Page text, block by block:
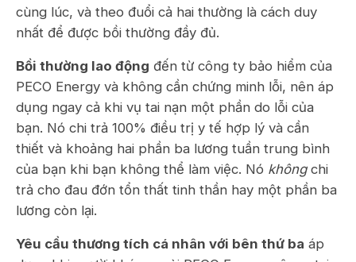
cùng lúc, và theo đuổi cả hai thường là cách duy
nhất để được bồi thường đầy đủ.
Bồi thường lao động đến từ công ty bảo hiểm của
PECO Energy và không cần chứng minh lỗi, nên áp
dụng ngay cả khi vụ tai nạn một phần do lỗi của
bạn. Nó chi trả 100% điều trị y tế hợp lý và cần
thiết và khoảng hai phần ba lương tuần trung bình
của bạn khi bạn không thể làm việc. Nó khôngchi
trả cho đau đớn tổn thất tinh thần hay một phần ba
lương còn lại.
Yêu cầu thương tích cá nhân với bên thứ ba áp